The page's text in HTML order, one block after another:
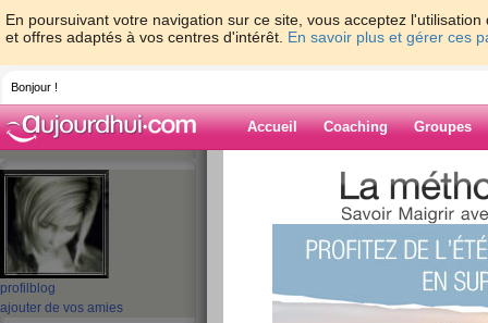
En poursuivant votre navigation sur ce site, vous acceptez
et offres adaptés à vos centres d'intérêt. En savoir plus et gérer ces
Bonjour !
Accueil Coaching Groupes
profil blog
ajouter de vos amies
>
Blog de